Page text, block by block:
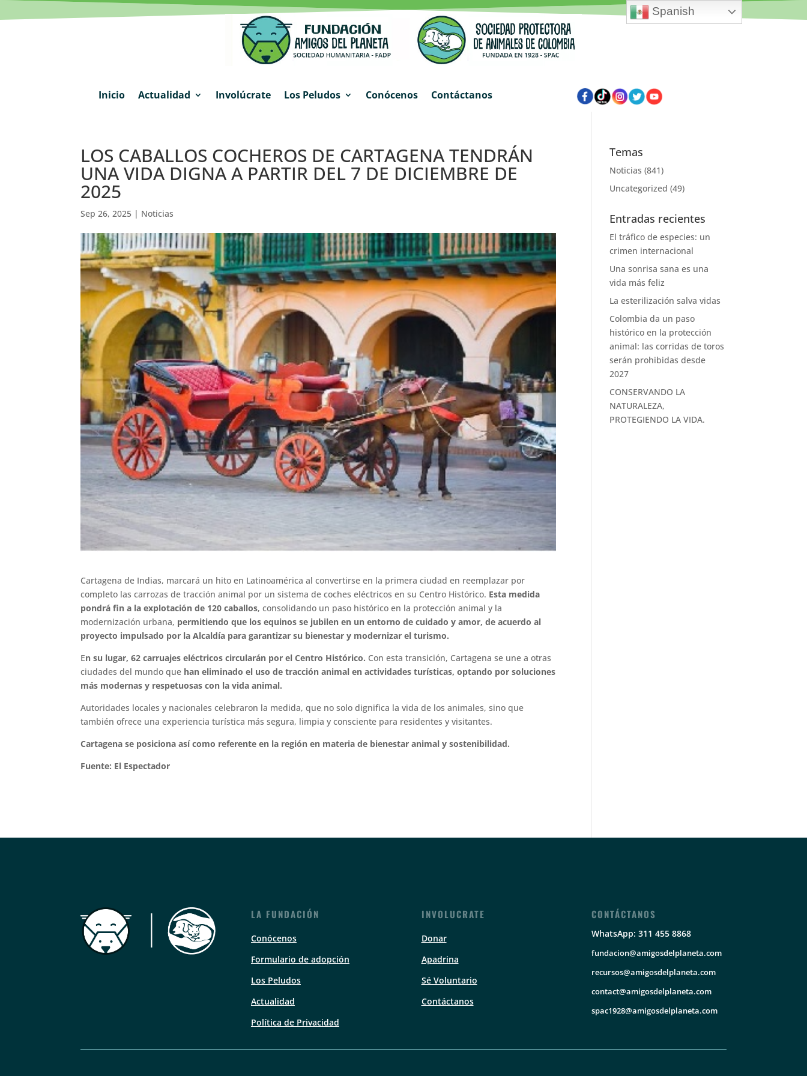
Inicio Actualidad Involúcrate Los Peludos Conócenos Contáctanos
LOS CABALLOS COCHEROS DE CARTAGENA TENDRÁN
UNA VIDA DIGNA A PARTIR DEL 7 DE DICIEMBRE DE
2025
Sep 26, 2025 | Noticias
Cartagena de Indias, marcará un hito en Latinoamérica al convertirse en la primera ciudad en reemplazar por
completo las carrozas de tracción animal por un sistema de coches eléctricos en su Centro Histórico. Esta medida
pondrá fin a la explotación de 120 caballos, consolidando un paso histórico en la protección animal y la
modernización urbana, permitiendo que los equinos se jubilen en un entorno de cuidado y amor, de acuerdo al
proyecto impulsado por la Alcaldía para garantizar su bienestar y modernizar el turismo.
En su lugar, 62 carruajes eléctricos circularán por el Centro Histórico. Con esta transición, Cartagena se une a otras
ciudades del mundo que han eliminado el uso de tracción animal en actividades turísticas, optando por soluciones
más modernas y respetuosas con la vida animal.
Autoridades locales y nacionales celebraron la medida, que no solo dignifica la vida de los animales, sino que
también ofrece una experiencia turística más segura, limpia y consciente para residentes y visitantes.
Cartagena se posiciona así como referente en la región en materia de bienestar animal y sostenibilidad.
Fuente: El Espectador
Temas
Noticias (841)
Uncategorized (49)
Entradas recientes
El tráfico de especies: un
crimen internacional
Una sonrisa sana es una
vida más feliz
La esterilización salva vidas
Colombia da un paso
histórico en la protección
animal: las corridas de toros
serán prohibidas desde
2027
CONSERVANDO LA
NATURALEZA,
PROTEGIENDO LA VIDA.
LA FUNDACIÓN
Conócenos
Formulario de adopción
Los Peludos
Actualidad
Política de Privacidad
INVOLUCRATE
Donar
Apadrina
Sé Voluntario
Contáctanos
CONTÁCTANOS
WhatsApp: 311 455 8868
fundacion@amigosdelplaneta.com
recursos@amigosdelplaneta.com
contact@amigosdelplaneta.com
spac1928@amigosdelplaneta.com
Spanish